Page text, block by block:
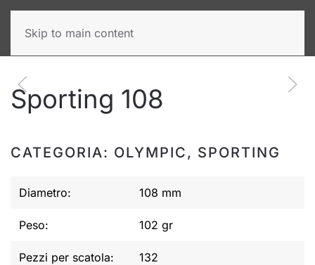
Skip to main content
Sporting 108
CATEGORIA: OLYMPIC, SPORTING
Diametro: 108 mm
Peso: 102 gr
Pezzi per scatola: 132